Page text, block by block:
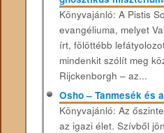
Könyvajánló: A Pistis
evangéliuma, melyet
írt, fölöttébb
mindenkit szólít meg
Rijckenborgh – az...
Osho – Tanmesék és
Könyvajánló: Az
az igazi élet. Szívből